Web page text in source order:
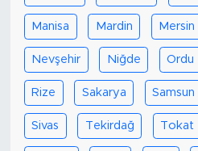
Manisa Mardin Mersin
Nevşehir Niğde Ordu
Rize Sakarya Samsun
Sivas Tekirdağ Tokat